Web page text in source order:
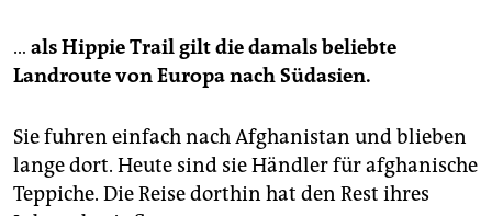
… als Hippie Trail gilt die damals beliebte
Landroute von Europa nach Südasien.
Sie fuhren einfach nach Afghanistan und blieben
lange dort. Heute sind sie Händler für afghanische
Teppiche. Die Reise dorthin hat den Rest ihres